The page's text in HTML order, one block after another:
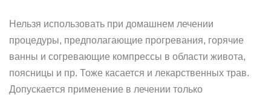
Нельзя использовать при домашнем лечении
процедуры, предполагающие прогревания, горячие
ванны и согревающие компрессы в области живота,
поясницы и пр. Тоже касается и лекарственных трав.
Допускается применение в лечении только